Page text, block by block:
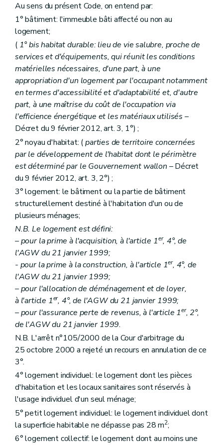
Art. 15
Art. 16
Art. 18
Art. 19
Art. 20
Art. 21
Art. 22
Art.22bis
Art.22ter
Art. 22quater
Section 2
Des formes d'aides
Art. 23
Section 3 Des conditions d'octroi et de calcul des aides
Art. 24
Art. 25
Section 4 De la procédure
Art. 26
Art. 27
Art. 28
Chapitre III Des aides aux personnes morales autres que les sociétés de logement de service public
Section première Des aides au logement
Sous-section première
Art. 29
Art. 30
Art. 31
Art. 32
Art. 33
Art.
33 bis
Art. 34
Art. 34bis
Sous-section 2 Des conditions d'octroi et du calcul des aides
Art. 35
Art. 36
Art. 37
Art. 38
Art. 38bis
Sous-section 3
Art. 40 et 41
Art. 42
Art. 43
Section 2 Des aides à l'équipement d'ensembles de logements
Sous-section première Des aides à l'équipement
Art. 44
Art. 45
Art. 46
Au sens du présent Code, on entend par:
1° bâtiment: l'immeuble bâti affecté ou non au
logement;
( 1°bishabitat durable: lieu de vie salubre, proche de
services et d'équipements, qui réunit les conditions
matérielles nécessaires, d'une part, à une
appropriation d'un logement par l'occupant notamment
en termes d'accessibilité et d'adaptabilité et, d'autre
part, à une maîtrise du coût de l'occupation via
l'efficience énergétique et les matériaux utilisés –
Décret du 9 février 2012, art. 3, 1°) ;
2° noyau d'habitat: (parties de territoire concernées
par le développement de l'habitat dont le périmètre
est déterminé par le Gouvernement wallon – Décret
du 9 février 2012, art. 3, 2°) ;
3° logement: le bâtiment ou la partie de bâtiment
structurellement destiné à l'habitation d'un ou de
plusieurs ménages;
N.B. Le logement est défini:
– pour la prime à l'acquisition, à l'article 1er, 4°, de
l'AGW du 21 janvier 1999;
- pour la prime à la construction, à l'article 1er, 4°, de
l'AGW du 21 janvier 1999;
– pour l'allocation de déménagement et de loyer,
à l'article 1er, 4°, de l'AGW du 21 janvier 1999;
– pour l'assurance perte de revenus, à l'article 1er, 2°,
de l'AGW du 21 janvier 1999.
N.B. L'arrêt n°105/2000 de la Cour d'arbitrage du
25 octobre 2000 a rejeté un recours en annulation de ce
3°.
4° logement individuel: le logement dont les pièces
d'habitation et les locaux sanitaires sont réservés à
l'usage individuel d'un seul ménage;
5° petit logement individuel: le logement individuel dont
la superficie habitable ne dépasse pas 28 m2;
6° logement collectif: le logement dont au moins une